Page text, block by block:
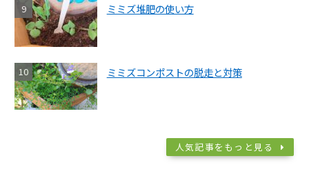
ミミズ堆肥の使い方
ミミズコンポストの脱走と対策
人気記事をもっと見る